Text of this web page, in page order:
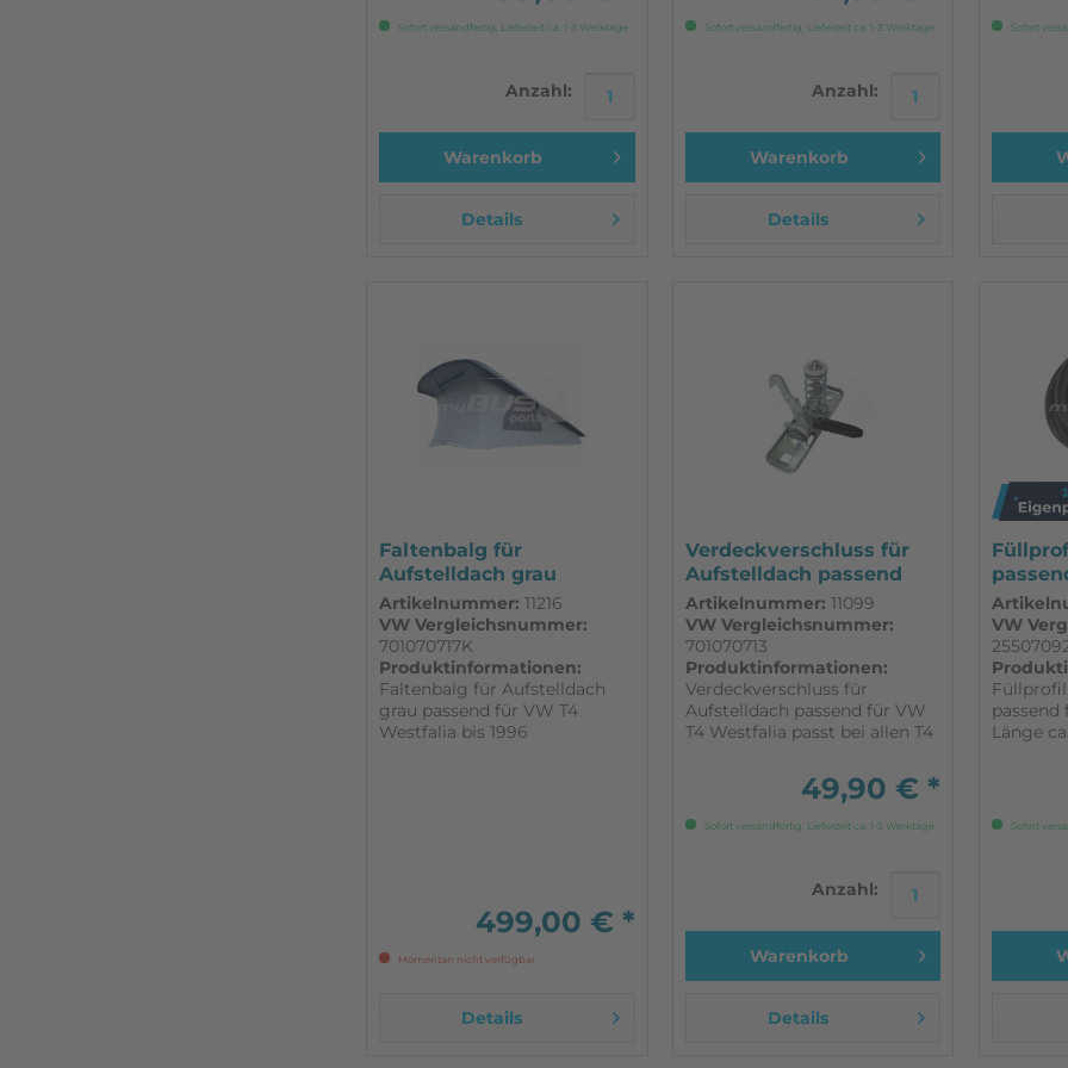
Sofort versandfertig, Lieferzeit ca. 1-3 Werktage
Anzahl:
Warenkorb
Details
Sofort versandfertig, Lieferzeit ca. 1-3 Werktage
Anzahl:
Warenkorb
Details
Sofort
Faltenbalg für
Aufstelldach grau
passend für VW...
Artikelnummer: 11216
VW Vergleichsnummer:
701070717K
Produktinformationen:
Faltenbalg für Aufstelldach
grau passend für VW T4
Westfalia bis 1996
499,00 € *
Momentan nicht verfügbar
Details
Verdeckverschluss für
Aufstelldach passend
für...
Artikelnummer: 11099
VW Vergleichsnummer:
701070713
Produktinformationen:
Verdeckverschluss für
Aufstelldach passend für VW
T4 Westfalia passt bei allen T4
49,90 € *
Sofort versandfertig, Lieferzeit ca. 1-3 Werktage
Anzahl:
Warenkorb
Details
VW
passend
Länge
Sofort